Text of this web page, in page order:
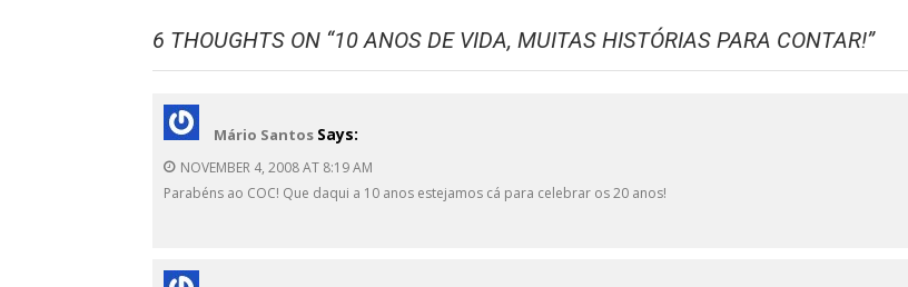
6 THOUGHTS ON “10 ANOS DE VIDA, MUITAS HISTÓRIAS PARA CONTAR!”
Mário Santos Says:
NOVEMBER 4, 2008 AT 8:19 AM
Parabéns ao COC! Que daqui a 10 anos estejamos cá para celebrar os 20 anos!